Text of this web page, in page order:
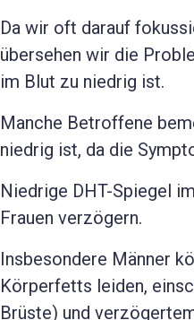
Da wir oft darauf
übersehen wir die
im Blut zu niedrig ist.
Manche Betroffene
niedrig ist, da die
Niedrige DHT-Spiegel
Frauen verzögern.
Insbesondere Männer
Körperfetts leiden,
Brüste) und